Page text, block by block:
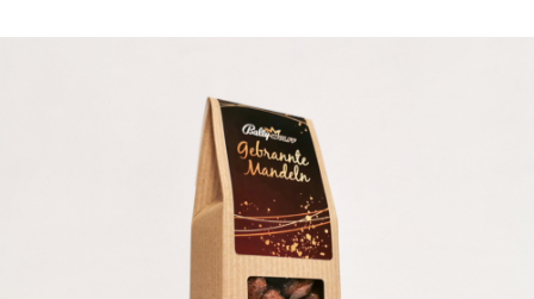
PROMO EQUIPMENT